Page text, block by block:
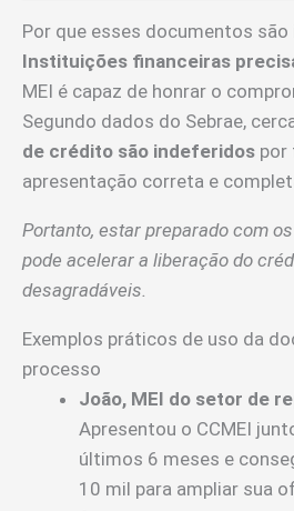
Por que esses documentos
Instituições financeiras
MEI é capaz de honrar o
Segundo dados do Sebrae,
de crédito são indeferidos por
apresentação correta e
Portanto, estar preparado com
pode acelerar a liberação do
desagradáveis.
Exemplos práticos de uso da
processo
João, MEI do setor de
Apresentou o CCMEI
últimos 6 meses e
10 mil para ampliar sua